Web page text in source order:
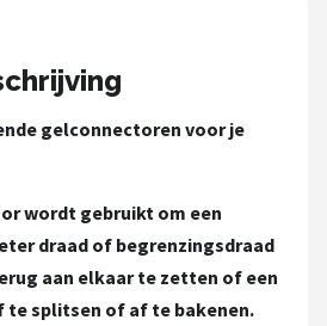
gelconnectoren voor je
wordt gebruikt om een
draad of begrenzingsdraad
aan elkaar te zetten of een
te splitsen of af te bakenen.